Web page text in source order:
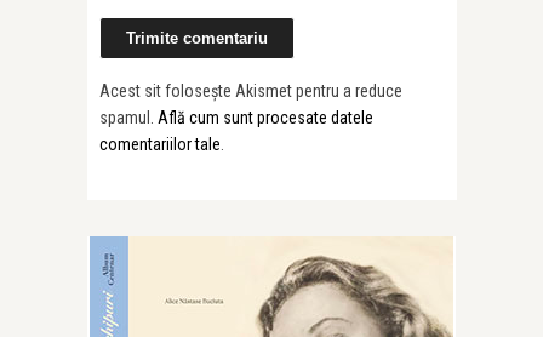
Acest sit folosește Akismet pentru a reduce
spamul. Află cum sunt procesate datele
comentariilor tale